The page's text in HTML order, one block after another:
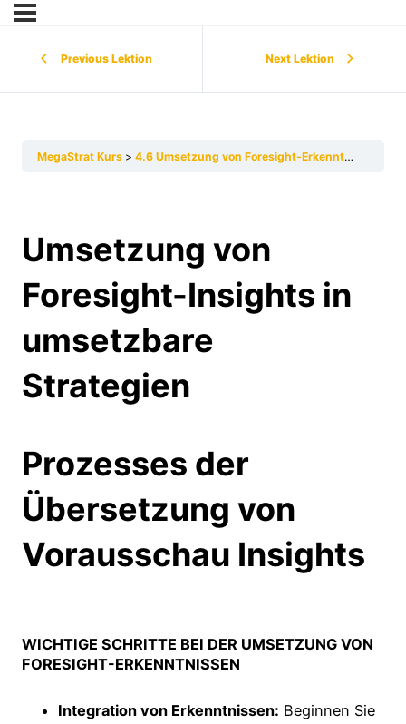
Previous Lektion Next Lektion
MegaStrat Kurs 4.6 Umsetzung von Foresight-Erkenntnissen in umsetzbare Strategien
Umsetzung von
Foresight-Insights in
umsetzbare
Strategien
Prozesses der
Übersetzung von
Vorausschau Insights
WICHTIGE SCHRITTE BEI DER UMSETZUNG VON
FORESIGHT-ERKENNTNISSEN
Integration von Erkenntnissen: Beginnen Sie